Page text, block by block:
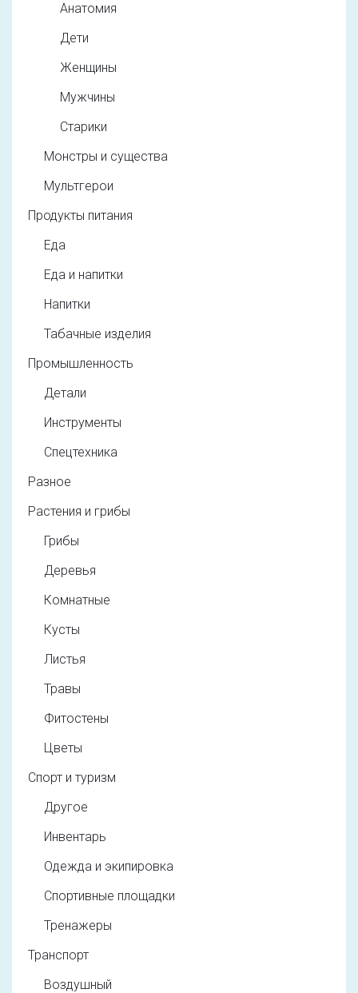
Анатомия
Дети
Женщины
Мужчины
Старики
Монстры и существа
Мультгерои
Продукты питания
Еда
Еда и напитки
Напитки
Табачные изделия
Промышленность
Детали
Инструменты
Спецтехника
Разное
Растения и грибы
Грибы
Деревья
Комнатные
Кусты
Листья
Травы
Фитостены
Цветы
Спорт и туризм
Другое
Инвентарь
Одежда и экипировка
Спортивные площадки
Тренажеры
Транспорт
Воздушный